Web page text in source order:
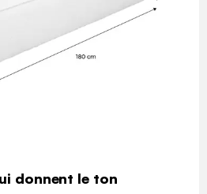
donnent le ton